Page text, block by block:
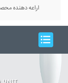
اراعه دهنده